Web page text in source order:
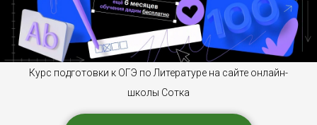
Курс подготовки к ОГЭ по Литературе на сайте онлайн-
школы Сотка